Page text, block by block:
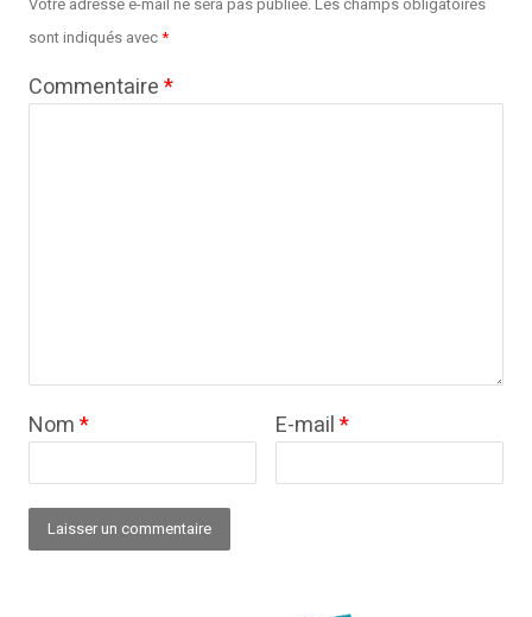
sont indiqués avec*
Commentaire*
Nom* E-mail*